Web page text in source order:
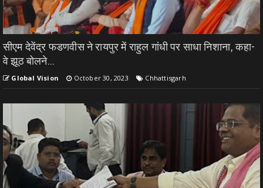
सीएम देवेंद्र फडणवीस ने रायपुर में राहुल गांधी पर साधा निशाना, कहा-
वे झूठ बोलने...
Global Vision October 30, 2023 Chhattisgarh